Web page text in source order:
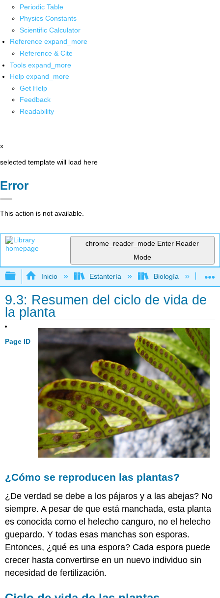
Periodic Table
Physics Constants
Scientific Calculator
Reference expand_more
Reference & Cite
Tools expand_more
Help expand_more
Get Help
Feedback
Readability
x
selected template will load here
Error
This action is not available.
chrome_reader_mode Enter Reader
Mode
Expandir/contraer jerarquía global
Inicio Estantería Biología
9.3: Resumen del ciclo de vida de
la planta
Page ID
¿Cómo se reproducen las plantas?
¿De verdad se debe a los pájaros y a las abejas? No
siempre. A pesar de que está manchada, esta planta
es conocida como el helecho canguro, no el helecho
guepardo. Y todas esas manchas son esporas.
Entonces, ¿qué es una espora? Cada espora puede
crecer hasta convertirse en un nuevo individuo sin
necesidad de fertilización.